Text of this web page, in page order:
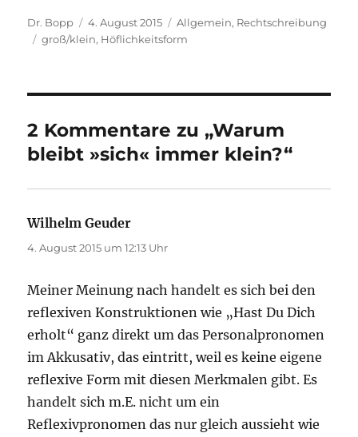
Autor
Dr. Bopp
Veröffentlicht
am
4. August 2015 Kategorien
Allgemein, Rechtschreibung
Schlagwörter
groß/klein, Höflichkeitsform
2 Kommentare zu „Warum
bleibt »sich« immer klein?“
Wilhelm Geuder
4. August 2015 um 12:13 Uhr
Meiner Meinung nach handelt es sich bei den
reflexiven Konstruktionen wie „Hast Du Dich
erholt“ ganz direkt um das Personalpronomen
im Akkusativ, das eintritt, weil es keine eigene
reflexive Form mit diesen Merkmalen gibt. Es
handelt sich m.E. nicht um ein
Reflexivpronomen das nur gleich aussieht wie